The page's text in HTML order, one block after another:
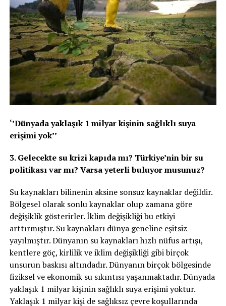
‘’Dünyada yaklaşık 1 milyar kişinin sağlıklı suya
erişimi yok’’
3. Gelecekte su krizi kapıda mı? Türkiye’nin bir su
politikası var mı? Varsa yeterli buluyor musunuz?
Su kaynakları bilinenin aksine sonsuz kaynaklar değildir.
Bölgesel olarak sonlu kaynaklar olup zamana göre
değişiklik gösterirler. İklim değişikliği bu etkiyi
arttırmıştır. Su kaynakları dünya geneline eşitsiz
yayılmıştır. Dünyanın su kaynakları hızlı nüfus artışı,
kentlere göç, kirlilik ve iklim değişikliği gibi birçok
unsurun baskısı altındadır. Dünyanın birçok bölgesinde
fiziksel ve ekonomik su sıkıntısı yaşanmaktadır. Dünyada
yaklaşık 1 milyar kişinin sağlıklı suya erişimi yoktur.
Yaklaşık 1 milyar kişi de sağlıksız çevre koşullarında